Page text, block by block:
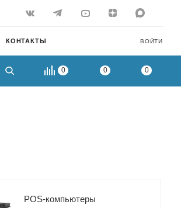
ВОЙТИ
КОНТАКТЫ
0 0 0
POS-компьютеры